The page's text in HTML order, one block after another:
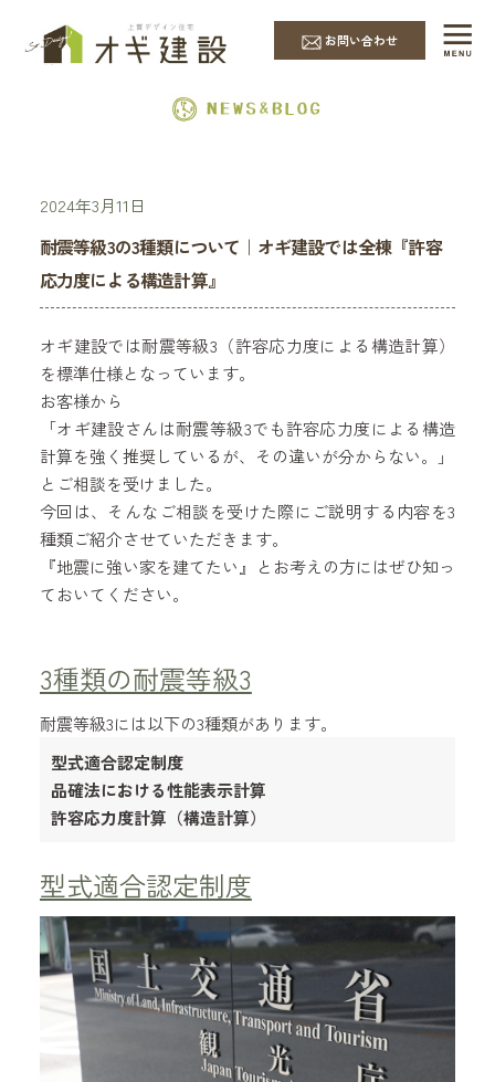
お問い合わせ
EVENT & NEWS
2024年3月11日
耐震等級3の3種類について｜オギ建設では全棟『許容
応力度による構造計算』
オギ建設では耐震等級3（許容応力度による構造計算）
を標準仕様となっています。
お客様から
「オギ建設さんは耐震等級3でも許容応力度による構造
計算を強く推奨しているが、その違いが分からない。」
とご相談を受けました。
今回は、そんなご相談を受けた際にご説明する内容を3
種類ご紹介させていただきます。
『地震に強い家を建てたい』とお考えの方にはぜひ知っ
ておいてください。
3種類の耐震等級3
耐震等級3には以下の3種類があります。
型式適合認定制度
品確法における性能表示計算
許容応力度計算（構造計算）
型式適合認定制度